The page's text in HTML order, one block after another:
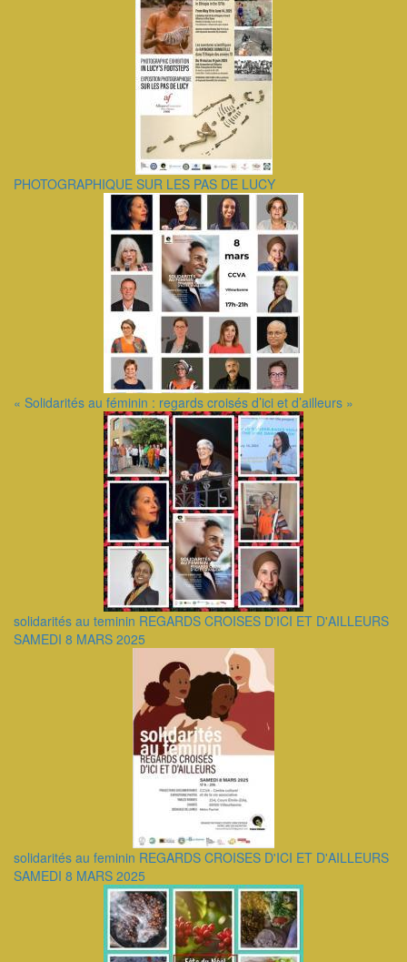
PHOTOGRAPHIQUE SUR LES PAS DE LUCY
« Solidarités au féminin : regards croisés d’ici et d’ailleurs »
solidarités au teminin REGARDS CROISES D'ICI ET D'AILLEURS
SAMEDI 8 MARS 2025
solidarités au feminin REGARDS CROISES D'ICI ET D'AILLEURS
SAMEDI 8 MARS 2025